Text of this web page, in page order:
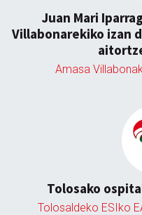
Juan Mari
Villabonarekiko izan
Amasa
Tolosako
Tolosaldeko ESIko